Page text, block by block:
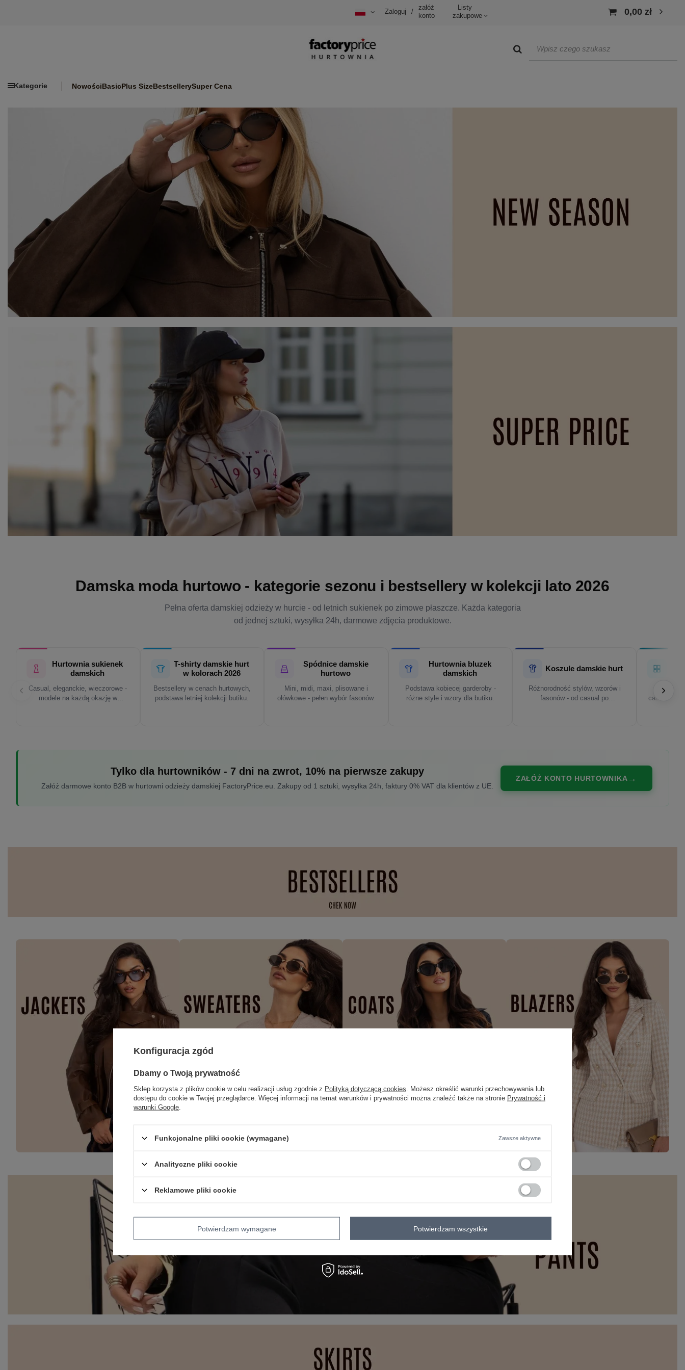
Zaloguj /
załóż
konto
Listy
zakupowe
0,00 zł
Kategorie NowościBasicPlus SizeBestsellerySuper Cena
Damska moda hurtowo - kategorie sezonu i bestsellery w kolekcji lato 2026
Pełna oferta damskiej odzieży w hurcie - od letnich sukienek po zimowe płaszcze. Każda kategoria
od jednej sztuki, wysyłka 24h, darmowe zdjęcia produktowe.
Hurtownia sukienek
damskich
Casual, eleganckie, wieczorowe -
modele na każdą okazję w
T-shirty damskie hurt
w kolorach 2026
Bestsellery w cenach hurtowych,
podstawa letniej kolekcji butiku.
Spódnice damskie
hurtowo
Mini, midi, maxi, plisowane i
ołówkowe - pełen wybór fasonów.
Hurtownia bluzek
damskich
Podstawa kobiecej garderoby -
różne style i wzory dla butiku.
Koszule damskie hurt
Różnorodność stylów, wzorów i
fasonów - od casual po
casualowe,
Tylko dla hurtowników - 7 dni na zwrot, 10% na pierwsze zakupy
Załóż darmowe konto B2B w hurtowni odzieży damskiej FactoryPrice.eu. Zakupy od 1 sztuki, wysyłka 24h, faktury 0% VAT dla klientów z UE.
ZAŁÓŻ KONTO HURTOWNIKA
Konfiguracja zgód
Dbamy o Twoją prywatność
Sklep korzysta z plików cookie w celu realizacji usług zgodnie z Polityką dotyczącą cookies . Możesz określić warunki przechowywania lub
dostępu do cookie w Twojej przeglądarce. Więcej informacji na temat warunków i prywatności można znaleźć także na stronie Prywatność i
warunki Google
Funkcjonalne pliki cookie (wymagane) Zawsze aktywne
Analityczne pliki cookie
Reklamowe pliki cookie
Potwierdzam wymagane Potwierdzam wszystkie